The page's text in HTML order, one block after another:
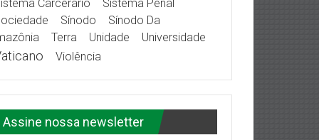
Carcerário
Sistema Penal
Sínodo
Sínodo Da
Terra Unidade Universidade
Violência
Assine nossa newsletter